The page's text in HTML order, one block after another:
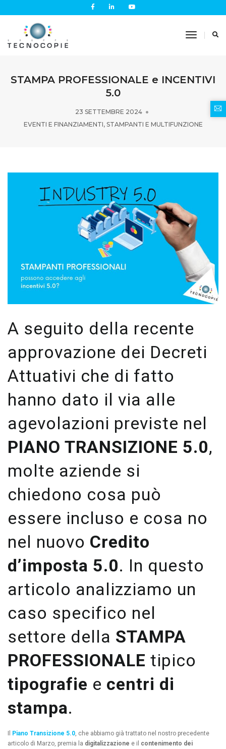
Toggle
STAMPA PROFESSIONALE e INCENTIVI
5.0
23 SETTEMBRE 2024
EVENTI E FINANZIAMENTI, STAMPANTI E MULTIFUNZIONE
A seguito della recente
approvazione dei Decreti
Attuativi che di fatto
hanno dato il via alle
agevolazioni previste nel
PIANO TRANSIZIONE 5.0,
molte aziende si
chiedono cosa può
essere incluso e cosa no
nel nuovo Credito
d’imposta 5.0. In questo
articolo analizziamo un
caso specifico nel
settore della STAMPA
PROFESSIONALE tipico
tipografie e centri di
stampa.
Piano Transizione 5.0, che abbiamo già trattato nel nostro precedente
articolo di Marzo, premia la digitalizzazione e il contenimento dei